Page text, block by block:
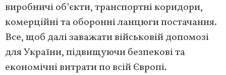
виробничі об’єкти, транспортні коридори,
комерційні та оборонні ланцюги постачання.
Все, щоб далі заважати військовій допомозі
для України, підвищуючи безпекові та
економічні витрати по всій Європі.